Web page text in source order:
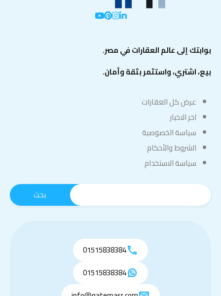
بوابتك إلى عالم العقارات في مصر.
بيع، اشتري، واستثمر بثقة وأمان.
عرض كل العقارات
اخر الاخبار
سياسة الخصوصية
الشروط والأحكام
سياسة الاستخدام
01515838384
01515838384